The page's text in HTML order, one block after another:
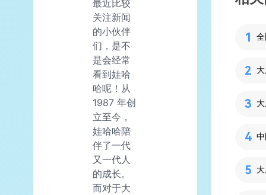
最近比较
关注新闻
的小伙伴
们，是不
是会经常
看到娃哈
哈呢！从
1987 年创
立至今，
娃哈哈陪
伴了一代
又一代人
的成长。
而对于大